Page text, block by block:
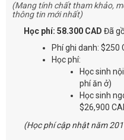
(Mang tính chất tham khảo,
thông tin mới nhất)
Học phí: 58.300 CAD Đã
Phí ghi danh: $250
Học phí:
Học sinh
phí ăn ở)
Học sinh
$26,900
(Học phí cập nhật năm